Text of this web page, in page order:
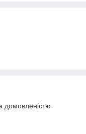
домовленістю